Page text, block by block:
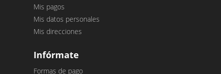
Mis pagos
Mis datos personales
Mis direcciones
Infórmate
Formas de pago